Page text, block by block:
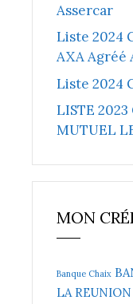
Assercar
Liste 2024
AXA Agréé
Liste 2024
LISTE 2023
MUTUEL
MON
Banque Chaix
LA REUNION